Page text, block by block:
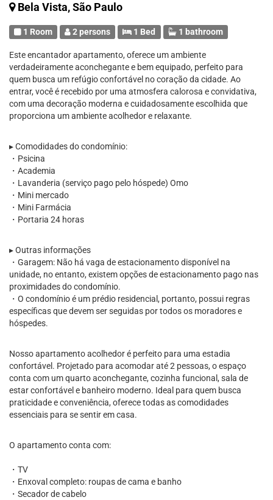
Bela Vista, São Paulo
1 Room 2 persons 1 Bed 1 bathroom
Este encantador apartamento, oferece um ambiente
verdadeiramente aconchegante e bem equipado, perfeito para
quem busca um refúgio confortável no coração da cidade. Ao
entrar, você é recebido por uma atmosfera calorosa e convidativa,
com uma decoração moderna e cuidadosamente escolhida que
proporciona um ambiente acolhedor e relaxante.
▸ Comodidades do condomínio:
・Psicina
・Academia
・Lavanderia (serviço pago pelo hóspede) Omo
・Mini mercado
・Mini Farmácia
・Portaria 24 horas
▸ Outras informações
・Garagem: Não há vaga de estacionamento disponível na
unidade, no entanto, existem opções de estacionamento pago nas
proximidades do condomínio.
・O condomínio é um prédio residencial, portanto, possui regras
específicas que devem ser seguidas por todos os moradores e
hóspedes.
Nosso apartamento acolhedor é perfeito para uma estadia
confortável. Projetado para acomodar até 2 pessoas, o espaço
conta com um quarto aconchegante, cozinha funcional, sala de
estar confortável e banheiro moderno. Ideal para quem busca
praticidade e conveniência, oferece todas as comodidades
essenciais para se sentir em casa.
O apartamento conta com:
・TV
・Enxoval completo: roupas de cama e banho
・Secador de cabelo